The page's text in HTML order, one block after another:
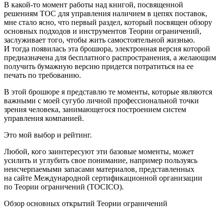
В какой-то момент работы над книгой, посвященной
решениям ТОС для управления наличием в цепях поставок,
мне стало ясно, что первый раздел, который посвящен обзору
основных подходов и инструментов Теории ограничений,
заслуживает того, чтобы жить самостоятельной жизнью.
И тогда появилась эта брошюра, электронная версия которой
предназначена для бесплатного распространения, а желающим
получить бумажную версию придется потратиться на ее
печать по требованию.
В этой брошюре я представлю те моменты, которые являются
важными с моей сугубо личной профессиональной точки
зрения человека, занимающегося построением систем
управления компанией.
Это мой выбор и рейтинг.
Любой, кого заинтересуют эти базовые моменты, может
усилить и углубить свое понимание, например пользуясь
неисчерпаемыми запасами материалов, представленных
на сайте Международной сертификационной организации
по Теории ограничений (TOCICO).
Обзор основных открытий Теории ограничений